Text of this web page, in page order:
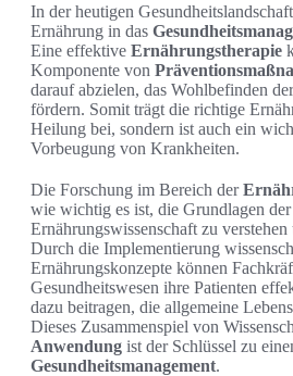
In der heutigen
Ernährung in das
Eine effektive Ernährungstherapie
Komponente von
darauf abzielen, das Wohlbefinden
fördern. Somit trägt die richtige
Heilung bei, sondern ist auch ein
Vorbeugung von Krankheiten.
Die Forschung im Bereich der
wie wichtig es ist, die Grundlagen der
Ernährungswissenschaft zu
Durch die Implementierung
Ernährungskonzepte können
Gesundheitswesen ihre Patienten
dazu beitragen, die allgemeine
Dieses Zusammenspiel von
Anwendung ist der Schlüssel zu
Gesundheitsmanagement.